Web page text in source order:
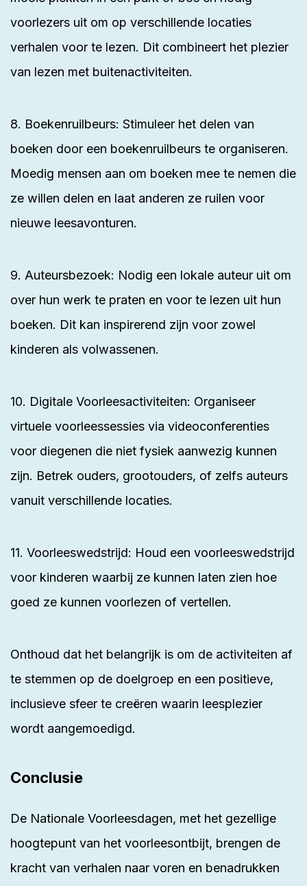
voorlezers uit om op verschillende locaties
verhalen voor te lezen. Dit combineert het plezier
van lezen met buitenactiviteiten.
8. Boekenruilbeurs: Stimuleer het delen van
boeken door een boekenruilbeurs te organiseren.
Moedig mensen aan om boeken mee te nemen die
ze willen delen en laat anderen ze ruilen voor
nieuwe leesavonturen.
9. Auteursbezoek: Nodig een lokale auteur uit om
over hun werk te praten en voor te lezen uit hun
boeken. Dit kan inspirerend zijn voor zowel
kinderen als volwassenen.
10. Digitale Voorleesactiviteiten: Organiseer
virtuele voorleessessies via videoconferenties
voor diegenen die niet fysiek aanwezig kunnen
zijn. Betrek ouders, grootouders, of zelfs auteurs
vanuit verschillende locaties.
11. Voorleeswedstrijd: Houd een voorleeswedstrijd
voor kinderen waarbij ze kunnen laten zien hoe
goed ze kunnen voorlezen of vertellen.
Onthoud dat het belangrijk is om de activiteiten af
te stemmen op de doelgroep en een positieve,
inclusieve sfeer te creëren waarin leesplezier
wordt aangemoedigd.
Conclusie
De Nationale Voorleesdagen, met het gezellige
hoogtepunt van het voorleesontbijt, brengen de
kracht van verhalen naar voren en benadrukken